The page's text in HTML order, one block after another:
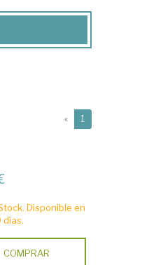
« 1
Disponible en
días.
COMPRAR